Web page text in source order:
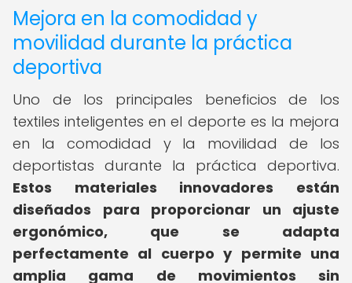
Mejora en la comodidad y
movilidad durante la práctica
deportiva
Uno de los principales beneficios de los
textiles inteligentes en el deporte es la mejora
en la comodidad y la movilidad de los
deportistas durante la práctica deportiva.
Estos materiales innovadores están
diseñados para proporcionar un ajuste
ergonómico, que se adapta
perfectamente al cuerpo y permite una
amplia gama de movimientos sin